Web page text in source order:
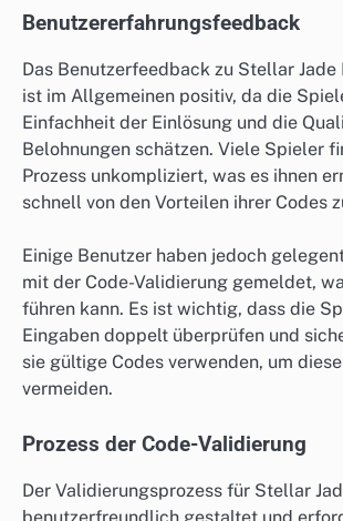
Benutzererfahrungsfeedback
Das Benutzerfeedback zu Stellar Jade
ist im Allgemeinen positiv, da die
Einfachheit der Einlösung und die
Belohnungen schätzen. Viele Spieler
Prozess unkompliziert, was es ihnen
schnell von den Vorteilen ihrer Codes
Einige Benutzer haben jedoch
mit der Code-Validierung gemeldet,
führen kann. Es ist wichtig, dass die
Eingaben doppelt überprüfen und
sie gültige Codes verwenden, um
vermeiden.
Prozess der Code-Validierung
Der Validierungsprozess für Stellar